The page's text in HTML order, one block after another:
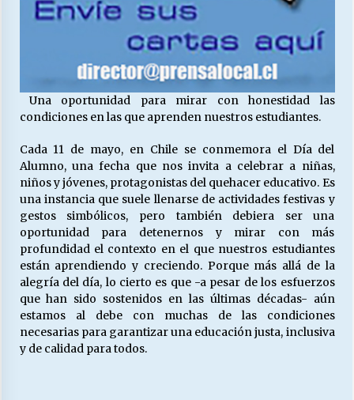
MUNICIPALIDAD, TRABAJADORES, CLIMA
LABORAL:
13/07/2026
Escuela hospitalaria El Carmen de Maipu.
25/06/2026
¿Qué habrían dicho?
23/06/2026
VOLVER A SER ALTERNATIVA
16/06/2026
MUNICIPALIDADES, HONORARIOS, DESPIDOS
28/05/2026
Una oportunidad para mirar con honestidad las
condiciones en las que aprenden nuestros estudiantes.
Cada 11 de mayo, en Chile se conmemora el Día del
Alumno, una fecha que nos invita a celebrar a niñas,
niños y jóvenes, protagonistas del quehacer educativo. Es
una instancia que suele llenarse de actividades festivas y
gestos simbólicos, pero también debiera ser una
oportunidad para detenernos y mirar con más
profundidad el contexto en el que nuestros estudiantes
están aprendiendo y creciendo. Porque más allá de la
alegría del día, lo cierto es que -a pesar de los esfuerzos
que han sido sostenidos en las últimas décadas- aún
estamos al debe con muchas de las condiciones
necesarias para garantizar una educación justa, inclusiva
y de calidad para todos.